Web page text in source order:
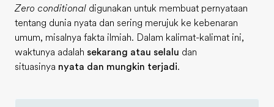
Zero conditional digunakan untuk membuat pernyataan
tentang dunia nyata dan sering merujuk ke kebenaran
umum, misalnya fakta ilmiah. Dalam kalimat-kalimat ini,
waktunya adalah sekarang atau selalu dan
situasinya nyata dan mungkin terjadi.